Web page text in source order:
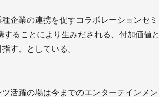
企業の連携を促すコラボレーションセミ
ることにより生みだされる、付加価値と
す、としている。
活躍の場は今までのエンターテインメン